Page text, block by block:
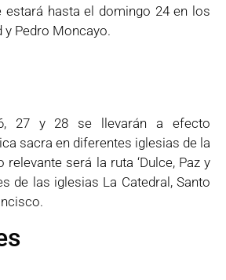
estará hasta el domingo 24 en los
y Pedro Moncayo.
27 y 28 se llevarán a efecto
sacra en diferentes iglesias de la
relevante será la ruta ‘Dulce, Paz y
de las iglesias La Catedral, Santo